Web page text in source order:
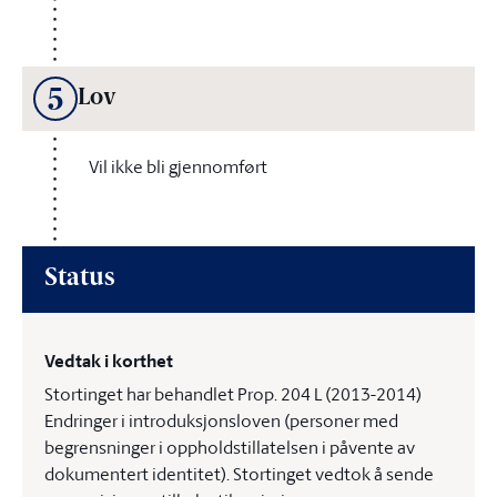
5 Lov
Vil ikke bli gjennomført
Status
Vedtak i korthet
Stortinget har behandlet Prop. 204 L (2013-2014)
Endringer i introduksjonsloven (personer med
begrensninger i oppholdstillatelsen i påvente av
dokumentert identitet). Stortinget vedtok å sende